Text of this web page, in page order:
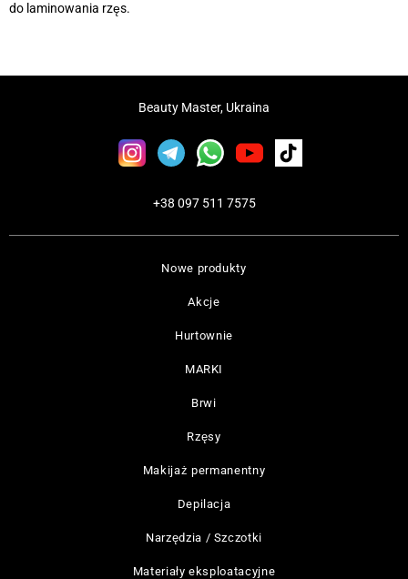
do laminowania rzęs.
Nowe produkty
Akcje
Hurtownie
MARKI
Brwi
Rzęsy
Makijaż permanentny
Depilacja
Narzędzia / Szczotki
Materiały eksploatacyjne
Beauty Master, Ukraina
+38 097 511 7575